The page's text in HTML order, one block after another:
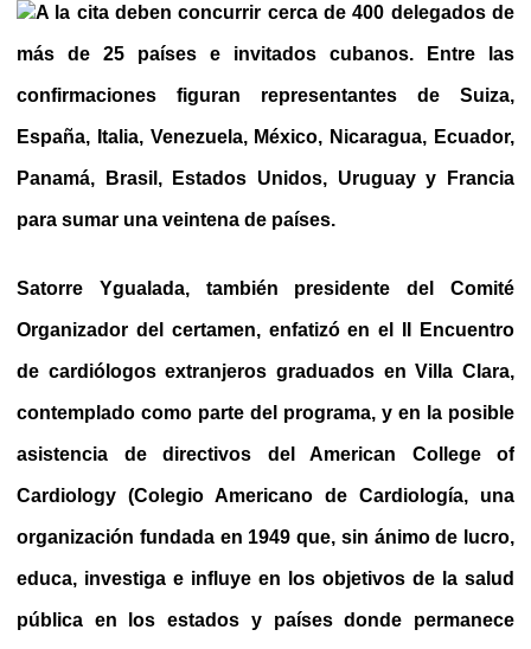
A la cita deben concurrir cerca de 400 delegados de
más de 25 países e invitados cubanos. Entre las
confirmaciones figuran representantes de Suiza,
España, Italia, Venezuela, México, Nicaragua, Ecuador,
Panamá, Brasil, Estados Unidos, Uruguay y Francia
para sumar una veintena de países.
Satorre Ygualada, también presidente del Comité
Organizador del certamen, enfatizó en el II Encuentro
de cardiólogos extranjeros graduados en Villa Clara,
contemplado como parte del programa, y en la posible
asistencia de directivos del American College of
Cardiology (Colegio Americano de Cardiología, una
organización fundada en 1949 que, sin ánimo de lucro,
educa, investiga e influye en los objetivos de la salud
pública en los estados y países donde permanece